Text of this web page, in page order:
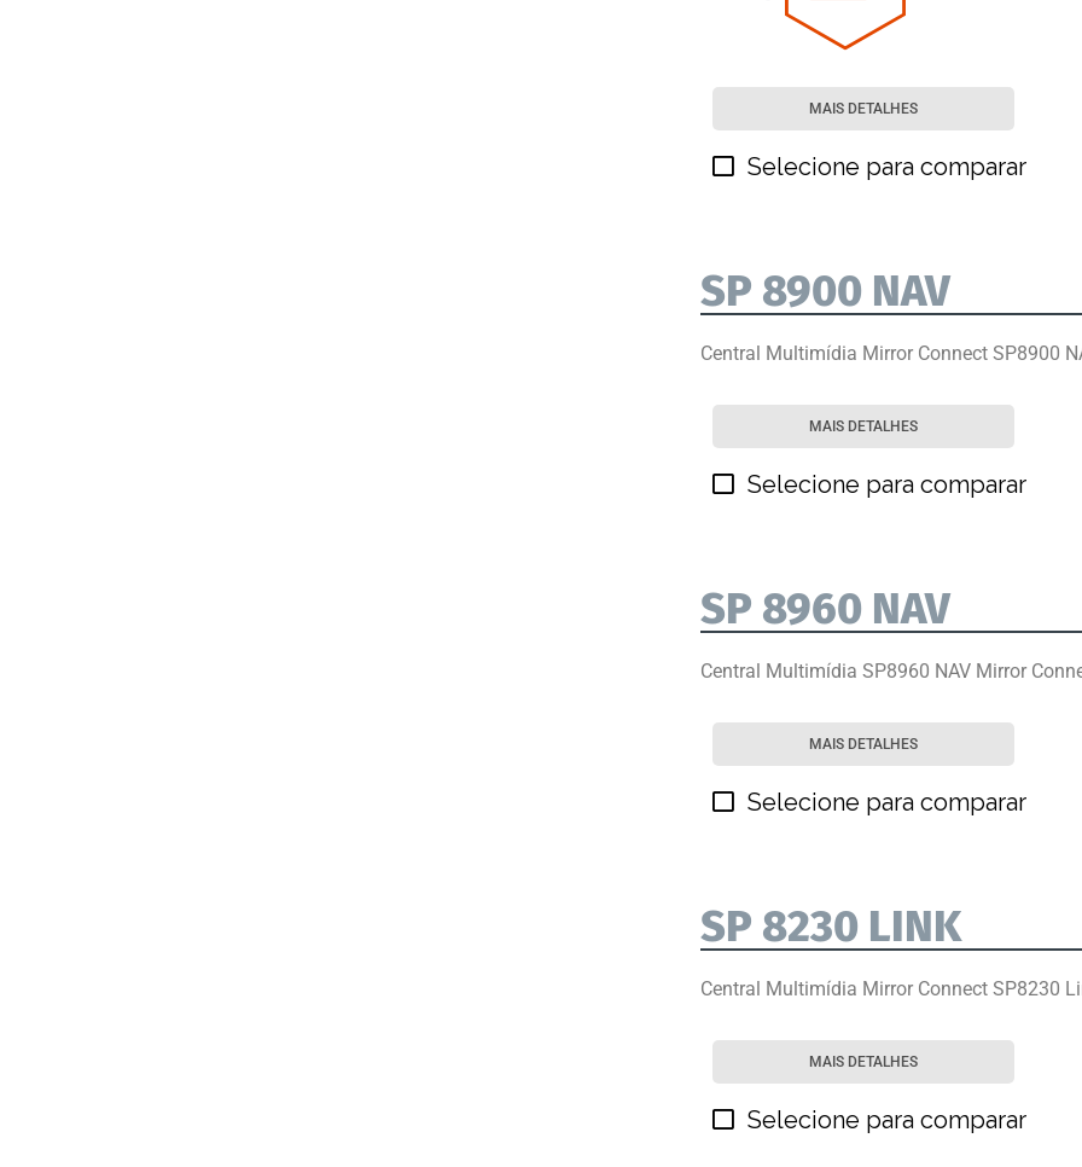
MAIS DETALHES
Selecione para comparar
SP 8900 NAV
Central Multimídia Mirror Connect SP8900
MAIS DETALHES
Selecione para comparar
SP 8960 NAV
Central Multimídia SP8960 NAV Mirror
MAIS DETALHES
Selecione para comparar
SP 8230 LINK
Central Multimídia Mirror Connect SP8230
MAIS DETALHES
Selecione para comparar